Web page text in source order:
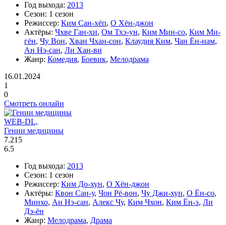
Год выхода: 2013
Сезон: 1 сезон
Режиссер: Ким Сан-хёп, О Хён-джон
Актёры: Чхве Ган-хи, Ом Тхэ-ун, Ким Мин-со, Ким Ми-
гён, Чу Вон, Хван Чхан-сон, Клаудия Ким, Чан Ён-нам,
Ан Нэ-сан, Ли Хан-ви
Жанр: Комедия, Боевик, Мелодрама
16.01.2024
1
0
Смотреть онлайн
WEB-DL,
Гении медицины
7.215
6.5
Год выхода: 2013
Сезон: 1 сезон
Режиссер: Ким До-хун, О Хён-джон
Актёры: Квон Сан-у, Чон Рё-вон, Чу Джи-хун, О Ён-со,
Минхо, Ан Нэ-сан, Алекс Чу, Ким Чхон, Ким Ён-э, Ли
Дэ-ён
Жанр: Мелодрама, Драма